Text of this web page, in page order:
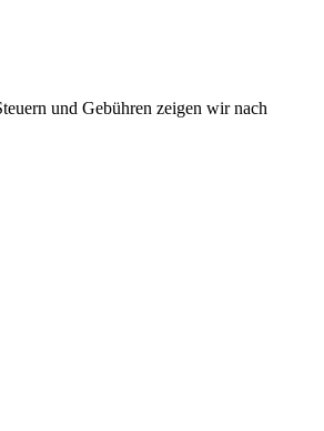
und Gebühren zeigen wir nach